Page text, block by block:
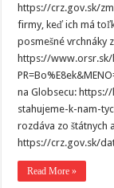
https://crz.gov.sk/
firmy, keď ich má
posmešné vrchnáky
https://www.orsr.sk/
na Globsecu:
stahujeme-k-nam-
rozdáva zo štátnych
https://crz.gov.sk/
Read More »